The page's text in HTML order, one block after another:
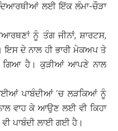
ਲਈ ਇੱਕ ਲੰਮਾ-ਚੌੜਾ
ਨੂੰ ਤੰਗ ਜੀਨਾਂ, ਸ਼ਾਰਟਸ,
ਇਸ ਦੇ ਨਾਲ ਹੀ ਭਾਰੀ ਮੇਕਅਪ ਤੇ
ਗਿਆ ਹੈ। ਕੁੜੀਆਂ ਆਪਣੇ ਨਾਲ
ਪਾਬੰਦੀਆਂ ’ਚ ਲੜਕਿਆਂ ਨੂੰ
ਵਾਹ ਕੇ ਆਉਣ ਲਈ ਵੀ ਕਿਹਾ
ਪਾਬੰਦੀ ਲਾਈ ਗਈ ਹੈ।